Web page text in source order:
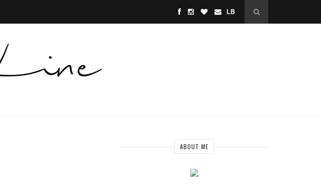
ABOUT ME